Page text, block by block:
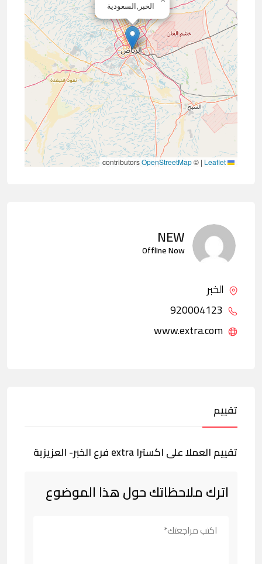
الخبر,السعودية
|
©
OpenStreetMap
NEW
Offline Now
الخبر
تقييم
تقييم العملا على اكسترا extra فرع الخبر- العزيزية
اترك ملاحظاتك حول هذا الموضوع